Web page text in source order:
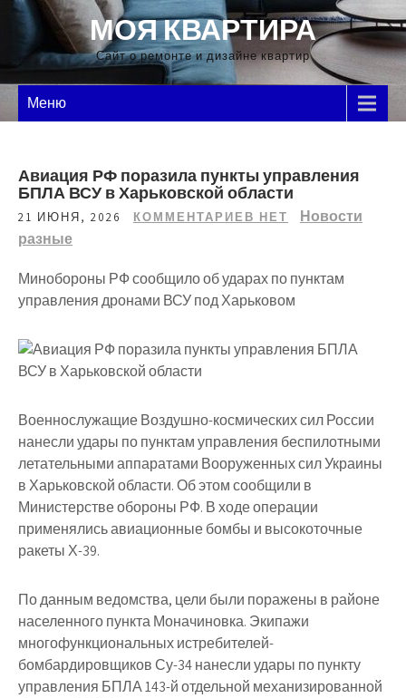
Перейти
содержимому
МОЯ КВАРТИРА
Сайт о ремонте и дизайне квартир
Меню
Авиация РФ поразила пункты управления
БПЛА ВСУ в Харьковской области
21 ИЮНЯ, 2026 КОММЕНТАРИЕВ НЕТ
Новости
разные
Минобороны РФ сообщило об ударах по пунктам
управления дронами ВСУ под Харьковом
Военнослужащие Воздушно-космических сил России
нанесли удары по пунктам управления беспилотными
летательными аппаратами Вооруженных сил Украины
в Харьковской области. Об этом сообщили в
Министерстве обороны РФ. В ходе операции
применялись авиационные бомбы и высокоточные
ракеты Х-39.
По данным ведомства, цели были поражены в районе
населенного пункта Моначиновка. Экипажи
многофункциональных истребителей-
бомбардировщиков Су-34 нанесли удары по пункту
управления БПЛА 143-й отдельной механизированной